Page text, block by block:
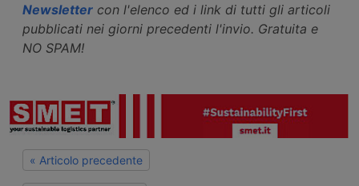
Newsletter con l'elenco ed i link di tutti gli articoli
pubblicati nei giorni precedenti l'invio. Gratuita e
NO SPAM!
« Articolo precedente